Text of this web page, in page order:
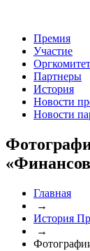
Премия
Участие
Оргкомитет
Партнеры
История
Новости
Новости
Главная
→
История
→